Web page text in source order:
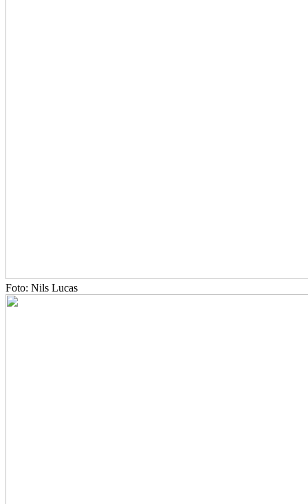
Foto: Nils Lucas